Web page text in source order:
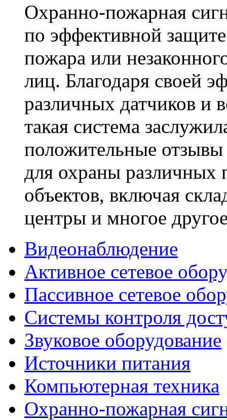
Охранно-пожарная
по эффективной
пожара или
лиц. Благодаря своей
различных датчиков и
такая система
положительные отзывы
для охраны
объектов, включая
центры и многое
Видеонаблюдение
Активное сетевое
Пассивное сетевое
Системы контроля
Звуковое оборудование
Источники питания
Компьютерная техника
Охранно-пожарная